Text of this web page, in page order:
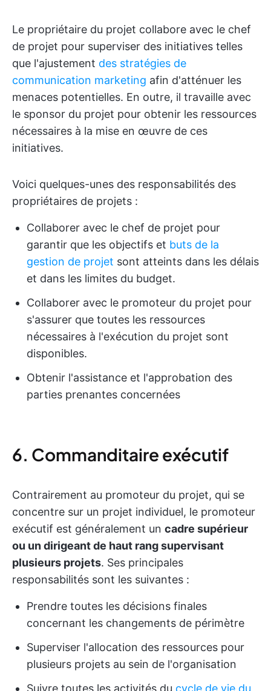
Le propriétaire du projet collabore avec le chef
de projet pour superviser des initiatives telles
que l'ajustement des stratégies de
communication marketing afin d'atténuer les
menaces potentielles. En outre, il travaille avec
le sponsor du projet pour obtenir les ressources
nécessaires à la mise en œuvre de ces
initiatives.
Voici quelques-unes des responsabilités des
propriétaires de projets :
Collaborer avec le chef de projet pour
garantir que les objectifs et buts de la
gestion de projet sont atteints dans les délais
et dans les limites du budget.
Collaborer avec le promoteur du projet pour
s'assurer que toutes les ressources
nécessaires à l'exécution du projet sont
disponibles.
Obtenir l'assistance et l'approbation des
parties prenantes concernées
6. Commanditaire exécutif
Contrairement au promoteur du projet, qui se
concentre sur un projet individuel, le promoteur
exécutif est généralement un cadre supérieur
ou un dirigeant de haut rang supervisant
plusieurs projets. Ses principales
responsabilités sont les suivantes :
Prendre toutes les décisions finales
concernant les changements de périmètre
Superviser l'allocation des ressources pour
plusieurs projets au sein de l'organisation
Suivre toutes les activités du cycle de vie du